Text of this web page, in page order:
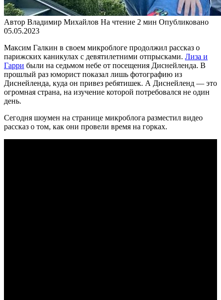
Автор Владимир Михайлов На чтение 2 мин Опубликовано
05.05.2023
Максим Галкин в своем микроблоге продолжил рассказ о
парижских каникулах с девятилетними отпрысками. Лиза и
Гарри были на седьмом небе от посещения Диснейленда. В
прошлый раз юморист показал лишь фотографию из
Диснейленда, куда он привез ребятишек. А Диснейленд — это
огромная страна, на изучение которой потребовался не один
день.
Сегодня шоумен на странице микроблога разместил видео
рассказ о том, как они провели время на горках.